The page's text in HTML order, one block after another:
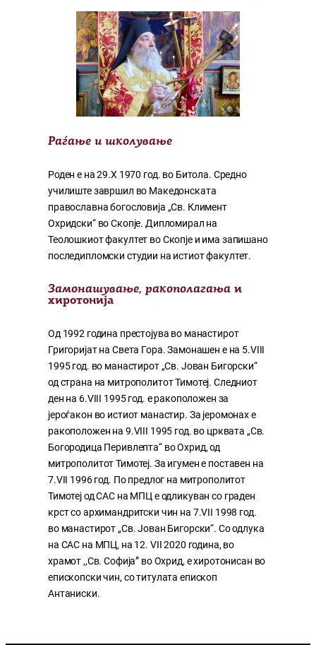
Раѓање и школување
Роден е на 29.X 1970 год. во Битола. Средно
училиште завршил во Македонската
православна богословија „Св. Климент
Охридски“ во Скопје. Дипломирал на
Теолошкиот факултет во Скопје и има запишано
последипломски студии на истиот факултет.
Замонашување, ракополагања и
хиротонија
Од 1992 година престојува во манастирот
Григоријат на Света Гора. Замонашен е на 5.VIII
1995 год. во манастирот „Св. Јован Бигорски“
од страна на митрополитот Тимотеј. Следниот
ден на 6.VIII 1995 год. е ракоположен за
јероѓакон во истиот манастир. За јеромонах е
ракоположен на 9.VIII 1995 год. во црквата „Св.
Богородица Перивлепта“ во Охрид, од
митрополитот Тимотеј. За игумен е поставен на
7.VII 1996 год. По предлог на митрополитот
Тимотеј од САС на МПЦ е одликуван со граден
крст со архимандритски чин на 7.VII 1998 год.
во манастирот „Св. Јован Бигорски“. Со одлука
на САС на МПЦ, на 12. VII 2020 година, во
храмот ,,Св. Софија” во Охрид, е хиротонисан во
епископски чин, со титулата епископ
Антаниски.